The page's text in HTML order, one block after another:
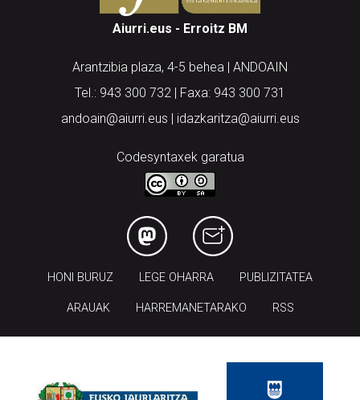
Aiurri.eus - Erroitz BM
Arantzibia plaza, 4-5 behea | ANDOAIN
Tel.: 943 300 732 | Faxa: 943 300 731
andoain@aiurri.eus | idazkaritza@aiurri.eus
Codesyntaxek garatua
HONI BURUZ LEGE OHARRA PUBLIZITATEA
ARAUAK HARREMANETARAKO RSS